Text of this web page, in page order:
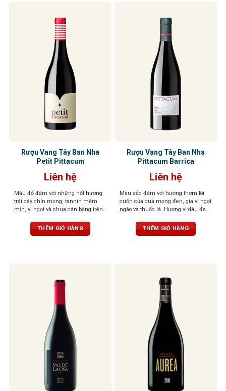
Rượu Vang Tây Ban Nha
Petit Pittacum
Liên hệ
Màu đỏ đậm với những nốt hương
trái cây chín mọng, tannin mềm
mịn, vị ngọt và chua cân bằng trên
THÊM GIỎ HÀNG
Rượu Vang Tây Ban Nha
Pittacum Barrica
Liên hệ
Màu sắc đậm với hương thơm lôi
cuốn của quả mọng đen, gia vị ngọt
ngào và thuốc lá. Hương vị dâu đen,
cùng tannin mềm mại
THÊM GIỎ HÀNG